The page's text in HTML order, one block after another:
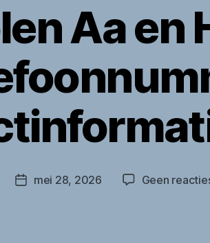
Aa en
Berichtdatum
mei 28, 2026 Geen